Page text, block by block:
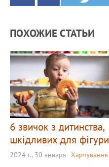
ПОХОЖИЕ СТАТЬИ
6 звичок з дитинства,
шкідливих для фігури
2024 г., 30 января Харчування